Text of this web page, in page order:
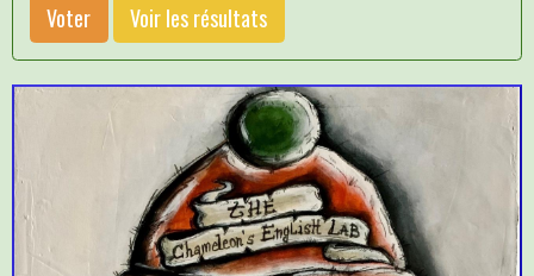
Voter Voir les résultats